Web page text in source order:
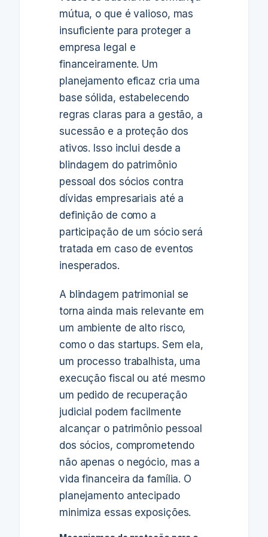
mútua, o que é valioso, mas
insuficiente para proteger a
empresa legal e
financeiramente. Um
planejamento eficaz cria uma
base sólida, estabelecendo
regras claras para a gestão, a
sucessão e a proteção dos
ativos. Isso inclui desde a
blindagem do patrimônio
pessoal dos sócios contra
dívidas empresariais até a
definição de como a
participação de um sócio será
tratada em caso de eventos
inesperados.
A blindagem patrimonial se
torna ainda mais relevante em
um ambiente de alto risco,
como o das startups. Sem ela,
um processo trabalhista, uma
execução fiscal ou até mesmo
um pedido de recuperação
judicial podem facilmente
alcançar o patrimônio pessoal
dos sócios, comprometendo
não apenas o negócio, mas a
vida financeira da família. O
planejamento antecipado
minimiza essas exposições.